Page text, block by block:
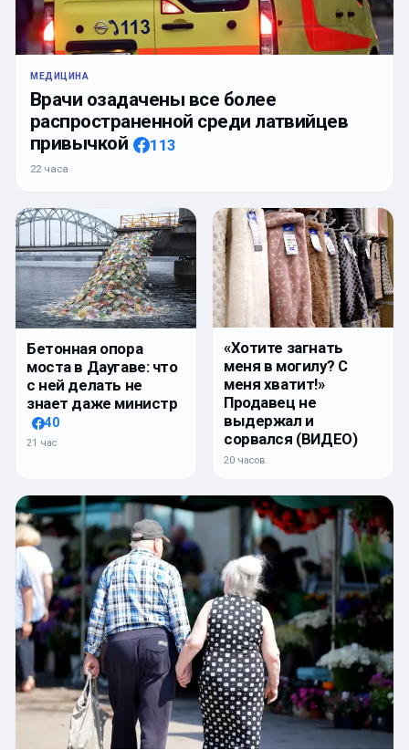
МЕДИЦИНА
Врачи озадачены все более
распространенной среди латвийцев
привычкой
113
22 часа
Бетонная опора
моста в Даугаве: что
с ней делать не
знает даже министр
40
21 час
«Хотите загнать
меня в могилу? С
меня хватит!»
Продавец не
выдержал и
сорвался (ВИДЕО)
20 часов